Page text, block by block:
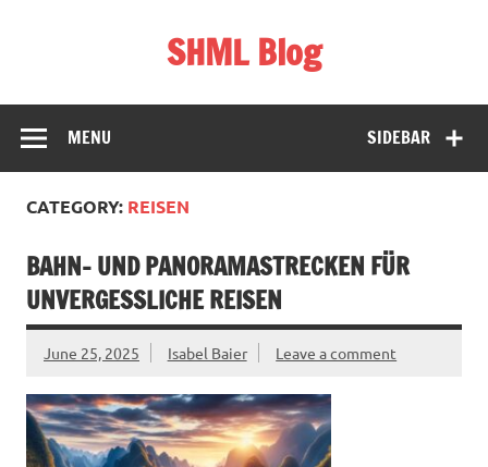
SHML Blog
SIDEBAR
MENU
CATEGORY: REISEN
BAHN- UND PANORAMASTRECKEN FÜR
UNVERGESSLICHE REISEN
June 25, 2025 Isabel Baier Leave a comment